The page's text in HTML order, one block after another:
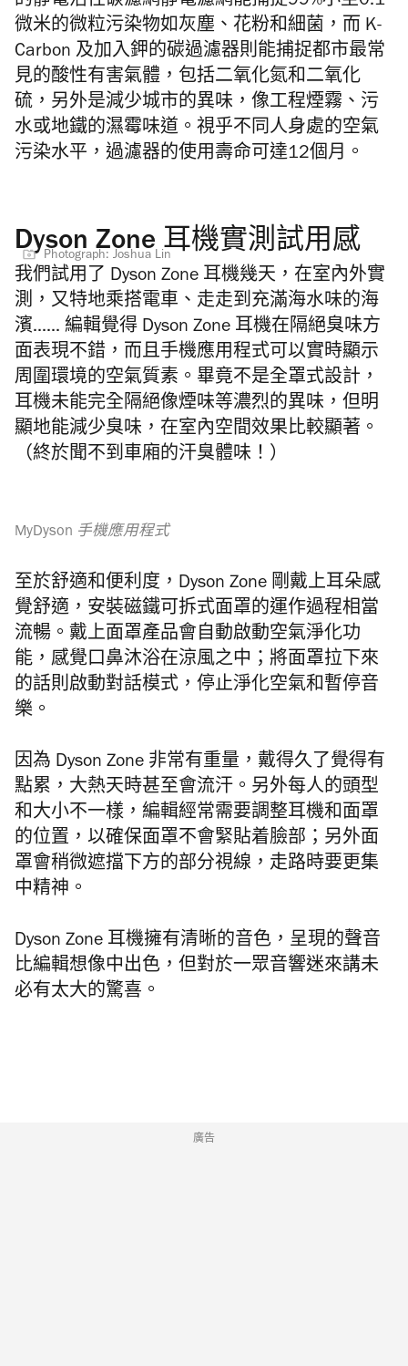
微米的微粒污染物如灰塵、花粉和細菌，而 K-
Carbon 及加入鉀的碳過濾器則能捕捉都市最常
見的酸性有害氣體，包括二氧化氮和二氧化
硫，另外是減少城市的異味，像工程煙霧、污
水或地鐵的濕霉味道。視乎不同人身處的空氣
污染水平，過濾器的使用壽命可達12個月。
Dyson Zone 耳機實測試用感
Photograph: Joshua Lin
我們試用了 Dyson Zone 耳機幾天，在室內外實
測，又特地乘搭電車、走走到充滿海水味的海
濱...... 編輯覺得 Dyson Zone 耳機在隔絕臭味方
面表現不錯，而且手機應用程式可以實時顯示
周圍環境的空氣質素。畢竟不是全罩式設計，
耳機未能完全隔絕像煙味等濃烈的異味，但明
顯地能減少臭味，在室內空間效果比較顯著。
（終於聞不到車廂的汗臭體味！）
MyDyson 手機應用程式
至於舒適和便利度，Dyson Zone 剛戴上耳朵感
覺舒適，安裝磁鐵可拆式面罩的運作過程相當
流暢。戴上面罩產品會自動啟動空氣淨化功
能，感覺口鼻沐浴在涼風之中；將面罩拉下來
的話則啟動對話模式，停止淨化空氣和暫停音
樂。
因為 Dyson Zone 非常有重量，戴得久了覺得有
點累，大熱天時甚至會流汗。另外每人的頭型
和大小不一樣，編輯經常需要調整耳機和面罩
的位置，以確保面罩不會緊貼着臉部；另外面
罩會稍微遮擋下方的部分視線，走路時要更集
中精神。
Dyson Zone 耳機擁有清晰的音色，呈現的聲音
比編輯想像中出色，但對於一眾音響迷來講未
必有太大的驚喜。
廣告